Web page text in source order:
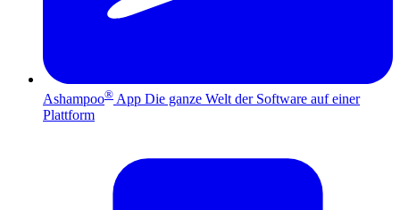
Ashampoo® App Die ganze Welt der Software auf einer
Plattform